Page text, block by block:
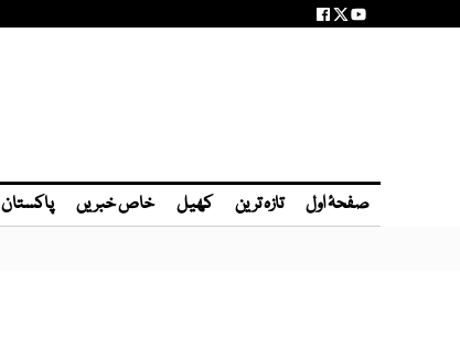
صفحۂ اول تازہ ترین کھیل خاص خبریں پاکستان